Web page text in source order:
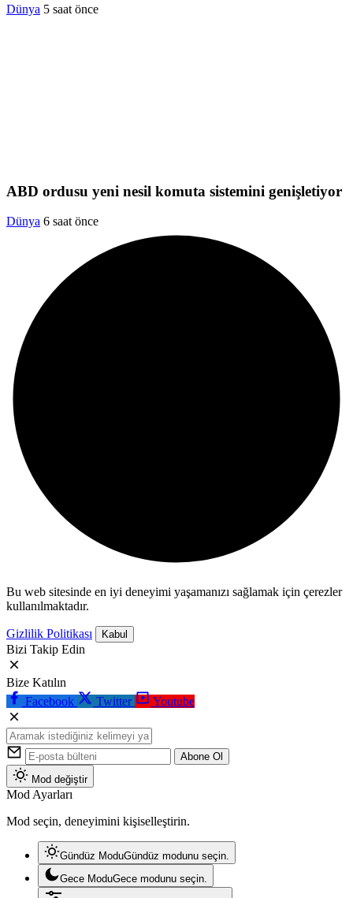
Dünya 5 saat önce
ABD ordusu yeni nesil komuta sistemini genişletiyor
Dünya 6 saat önce
Bu web sitesinde en iyi deneyimi yaşamanızı sağlamak için çerezler
kullanılmaktadır.
Gizlilik Politikası Kabul
Bizi Takip Edin
Bize Katılın
Facebook
Twitter Youtube
Abone Ol
Mod değiştir
Mod Ayarları
Mod seçin, deneyimini kişiselleştirin.
Gündüz ModuGündüz modunu seçin.
Gece ModuGece modunu seçin.